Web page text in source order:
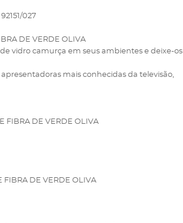
027
DE VERDE OLIVA
vidro camurça em seus ambientes e deixe-os
mais conhecidas da televisão,
FIBRA DE VERDE OLIVA
FIBRA DE VERDE OLIVA